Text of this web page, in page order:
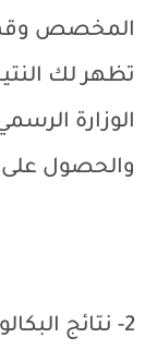
المخصص
تظهر لك
الوزارة
والحصول على
2- نتائج البكالوريا 2021 عبر